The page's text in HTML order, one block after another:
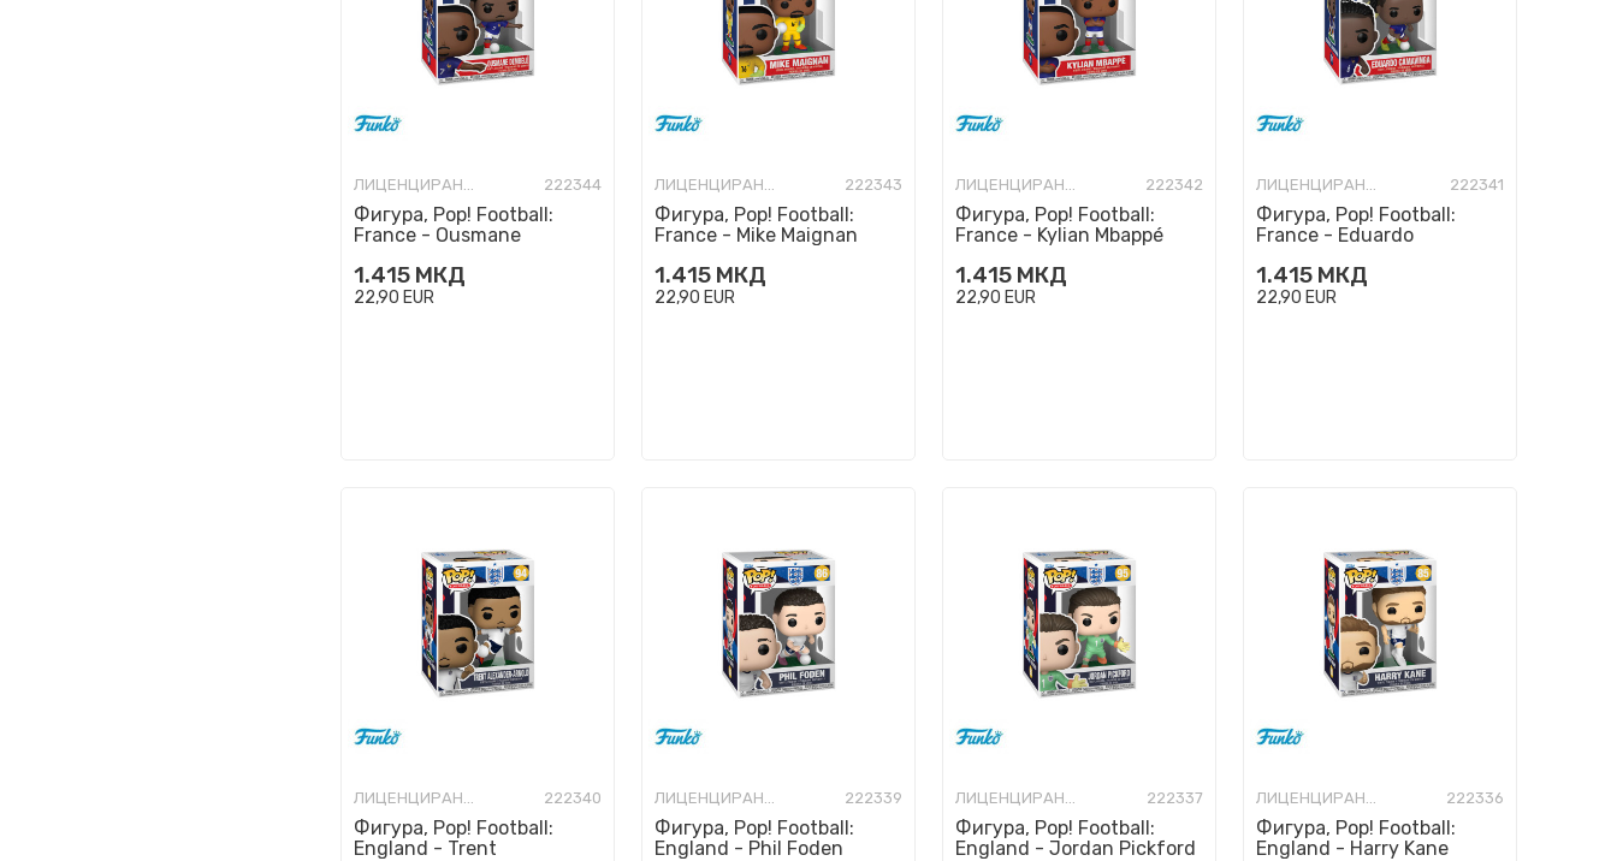
ЛИЦЕНЦИРАНИ ФИГУРИ И СЕТОВИ 222344
Фигура, Pop! Football:
France - Ousmane
1.415 МКД
22,90 EUR
ЛИЦЕНЦИРАНИ ФИГУРИ И СЕТОВИ 222343
Фигура, Pop! Football:
France - Mike Maignan
1.415 МКД
22,90 EUR
ЛИЦЕНЦИРАНИ ФИГУРИ И СЕТОВИ 222342
Фигура, Pop! Football:
France - Kylian Mbappé
1.415 МКД
22,90 EUR
ЛИЦЕНЦИРАНИ ФИГУРИ И СЕТОВИ 222341
Фигура, Pop! Football:
France - Eduardo
1.415 МКД
22,90 EUR
ЛИЦЕНЦИРАНИ ФИГУРИ И СЕТОВИ 222340
Фигура, Pop! Football:
England - Trent
ЛИЦЕНЦИРАНИ ФИГУРИ И СЕТОВИ 222339
Фигура, Pop! Football:
England - Phil Foden
ЛИЦЕНЦИРАНИ ФИГУРИ И СЕТОВИ 222337
Фигура, Pop! Football:
England - Jordan Pickford
ЛИЦЕНЦИРАНИ ФИГУРИ И СЕТОВИ 222336
Фигура, Pop! Football:
England - Harry Kane